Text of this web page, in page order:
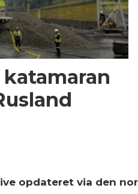
opdateret via den